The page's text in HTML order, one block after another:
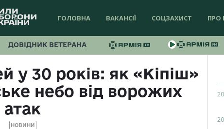
ГОЛОВНА ВАКАНСІЇ СОЦЗАХИСТ ПРО
ДОВІДНИК ВЕТЕРАНА
у 30 років: як «Кіпіш»
небо від ворожих
атак
НОВИНИ